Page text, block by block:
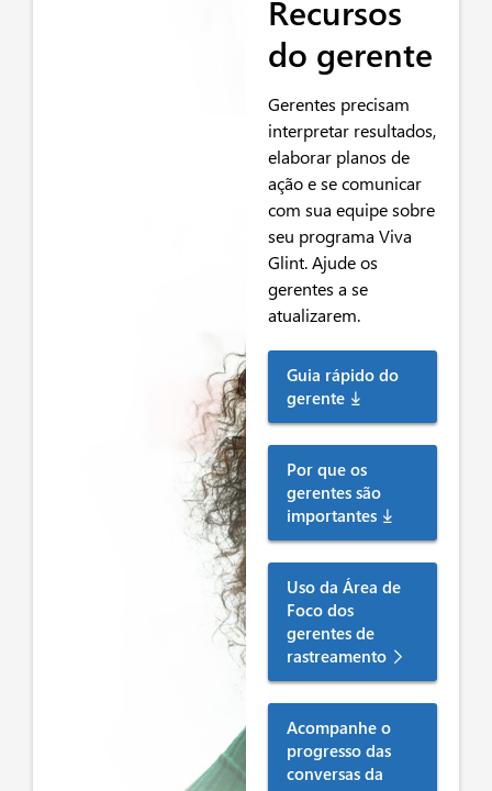
Recursos
do gerente
Gerentes precisam
interpretar resultados,
elaborar planos de
ação e se comunicar
com sua equipe sobre
seu programa Viva
Glint.Ajude os
gerentes a se
atualizarem.
Guia rápido do
gerente
Por que os
gerentes são
importantes
Uso da Área de
Foco dos
gerentes de
rastreamento
Acompanhe o
progresso das
conversas da